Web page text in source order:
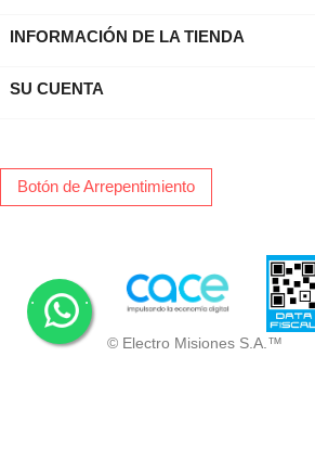
INFORMACIÓN DE LA TIENDA
SU CUENTA
Botón de Arrepentimiento
© Electro Misiones S.A.™
. .